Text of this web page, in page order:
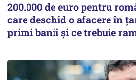
200.000 de euro pentru
care deschid o afacere în
primi banii și ce trebuie